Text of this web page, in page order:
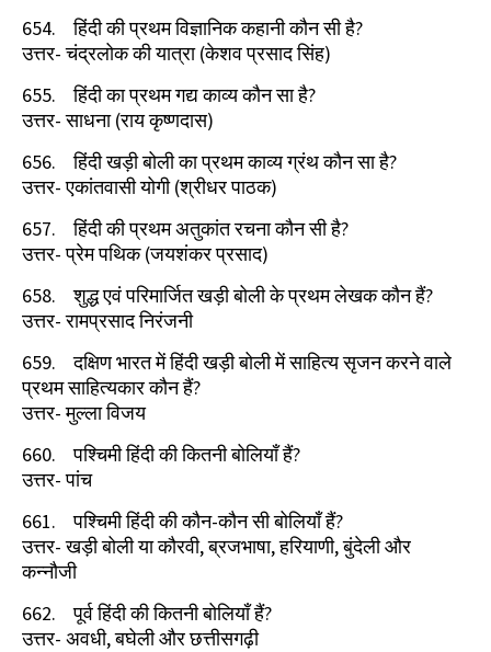
654.
हिंदी की प्रथम विज्ञानिक कहानी कौन सी है?
उत्तर- चंद्रलोक की यात्रा (केशव प्रसाद सिंह)
655.
हिंदी का प्रथम गद्य काव्य कौन सा है?
उत्तर- साधना (राय कृष्णदास)
656.
हिंदी खड़ी बोली का प्रथम काव्य ग्रंथ कौन सा है?
उत्तर- एकांतवासी योगी (श्रीधर पाठक)
657.
हिंदी की प्रथम अतुकांत रचना कौन सी है?
उत्तर- प्रेम पथिक (जयशंकर प्रसाद)
658.
शुद्ध एवं परिमार्जित खड़ी बोली के प्रथम लेखक कौन हैं?
उत्तर- रामप्रसाद निरंजनी
659.
दक्षिण भारत में हिंदी खड़ी बोली में साहित्य सृजन करने वाले
प्रथम साहित्यकार कौन हैं?
उत्तर- मुल्ला विजय
660.
पश्चिमी हिंदी की कितनी बोलियाँ हैं?
उत्तर- पांच
661.
पश्चिमी हिंदी की कौन-कौन सी बोलियाँ हैं?
उत्तर- खड़ी बोली या कौरवी,ब्रजभाषा,हरियाणी,बुंदेली और
कन्नौजी
662.
पूर्व हिंदी की कितनी बोलियाँ हैं?
उत्तर- अवधी,बघेली और छत्तीसगढ़ी